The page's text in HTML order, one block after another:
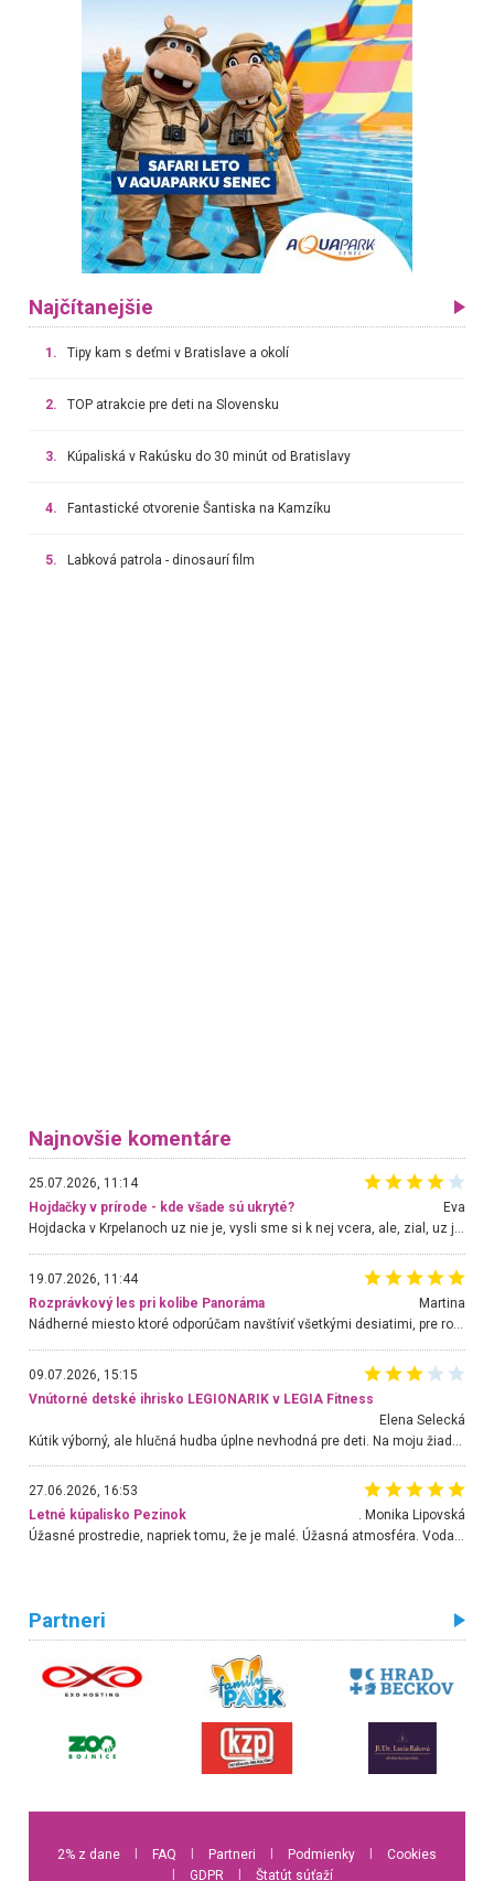
Najčítanejšie
1. Tipy kam s deťmi v Bratislave a okolí
2. TOP atrakcie pre deti na Slovensku
3. Kúpaliská v Rakúsku do 30 minút od Bratislavy
4. Fantastické otvorenie Šantiska na Kamzíku
5. Labková patrola - dinosaurí film
Najnovšie komentáre
25.07.2026, 11:14
Hojdačky v prírode - kde všade sú ukryté?
Eva
Hojdacka v Krpelanoch uz nie je, vysli sme si k nej vcera, ale, zial, uz je znicena. Ak sem planujete cestu len kvoli hojdacke, mozete si ju usetrit. Krasny vyhlad je tu vsak aj bez hojdacky :-)
19.07.2026, 11:44
Rozprávkový les pri kolibe Panoráma
Martina
Nádherné miesto ktoré odporúčam navštíviť všetkými desiatimi, pre rodiny s deťmi, dôchodcom... Proste a jednoducho ozaj rozprávkový les.. určite ešte prídeme. Odniesli sme si na pamiatku krásne tričká,
09.07.2026, 15:15
Vnútorné detské ihrisko LEGIONARIK v LEGIA Fitness
Elena Selecká
27.06.2026, 16:53
Letné kúpalisko Pezinok
. Monika Lipovská
Úžasné prostredie, napriek tomu, že je malé. Úžasná atmosféra. Voda fantastická a nádherná. Ľudí je pomerne veľa, ale su mili a ohľaduplní. Je veľmi zaujímavé sledovať, ako dokážu spolu športovať cudzí ľudia a bez ohľadu na vek. Vládne tu pohoda. Vnuka neviem dostať z vody. Ďakujem za krásny deň . Urcite sa sem vrátim. Jediný problém je s parkovaním, ale aj ten sa mi podarilo vyriešiť. Monika Bratislava
Partneri
2% z dane FAQ Partneri Podmienky
Cookies
GDPR Štatút súťaží